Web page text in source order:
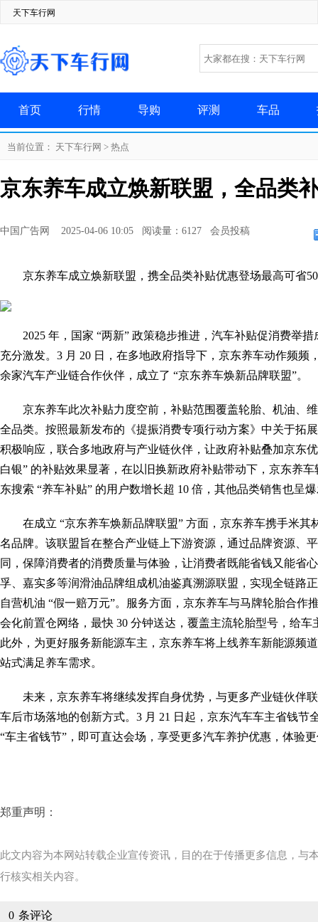
天下车行网
首页 行情 导购 评测 车品
当前位置： 天下车行网 > 热点
京东养车成立焕新联盟，全品类
中国广告网 2025-04-06 10:05 阅读量：6127 会员投稿
京东养车成立焕新联盟，携全品类补贴优惠登场最高可省
2025 年，国家 “两新” 政策稳步推进，汽车补贴促消费举
充分激发。3 月 20 日，在多地政府指导下，京东养车动作频频
余家汽车产业链合作伙伴，成立了 “京东养车焕新品牌联盟”。
京东养车此次补贴力度空前，补贴范围覆盖轮胎、机油、
全品类。按照最新发布的《提振消费专项行动方案》中关于拓
积极响应，联合多地政府与产业链伙伴，让政府补贴叠加京东
白银” 的补贴效果显著，在以旧换新政府补贴带动下，京东养
东搜索 “养车补贴” 的用户数增长超 10 倍，其他品类销售也呈
在成立 “京东养车焕新品牌联盟” 方面，京东养车携手米其
名品牌。该联盟旨在整合产业链上下游资源，通过品牌资源、
同，保障消费者的消费质量与体验，让消费者既能省钱又能省
孚、嘉实多等润滑油品牌组成机油鉴真溯源联盟，实现全链路
自营机油 “假一赔万元”。服务方面，京东养车与马牌轮胎合作
会化前置仓网络，最快 30 分钟送达，覆盖主流轮胎型号，给
此外，为更好服务新能源车主，京东养车将上线养车新能源频
站式满足养车需求。
未来，京东养车将继续发挥自身优势，与更多产业链伙伴
车后市场落地的创新方式。3 月 21 日起，京东汽车车主省钱节
“车主省钱节”，即可直达会场，享受更多汽车养护优惠，体验
郑重声明：
此文内容为本网站转载企业宣传资讯，目的在于传播更多信息，与
行核实相关内容。
0 条评论